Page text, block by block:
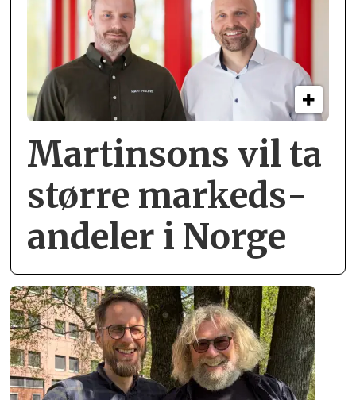
Martinsons vil ta
større markeds­
andeler i Norge